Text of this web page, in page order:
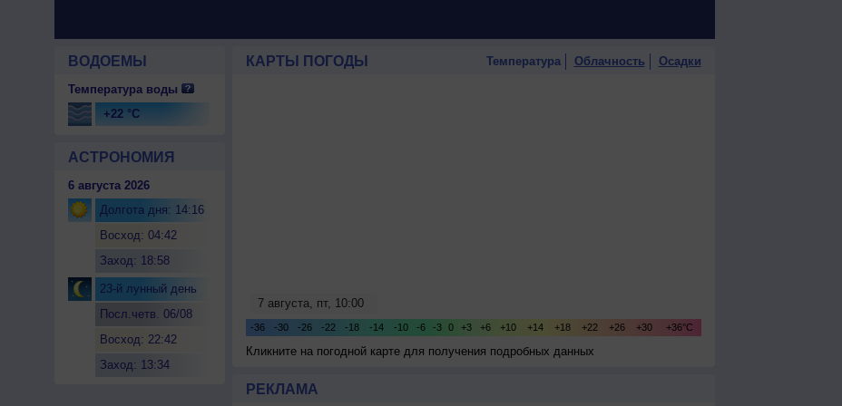
ВОДОЕМЫ
Температура воды
+22 °C
АСТРОНОМИЯ
6 августа 2026
Долгота дня: 14:16
Восход: 04:42
Заход: 18:58
23-й лунный день
Посл.четв. 06/08
Восход: 22:42
Заход: 13:34
КАРТЫ ПОГОДЫ Температура Облачность Осадки
Кликните на погодной карте для получения подробных данных
РЕКЛАМА